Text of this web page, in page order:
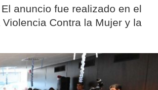
anuncio fue realizado en el
Contra la Mujer y la